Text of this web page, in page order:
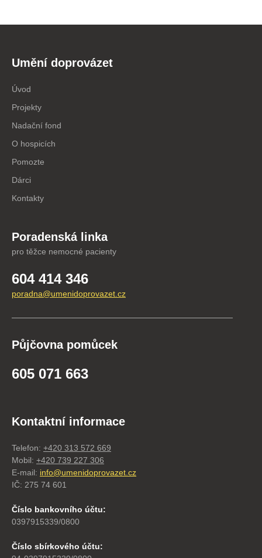
Umění doprovázet
Úvod
Projekty
Nadační fond
O hospicích
Pomozte
Dárci
Kontakty
Poradenská linka
pro těžce nemocné pacienty
604 414 346
poradna@umenidoprovazet.cz
Půjčovna pomůcek
605 071 663
Kontaktní informace
Telefon: +420 313 572 669
Mobil: +420 739 227 306
E-mail: info@umenidoprovazet.cz
IČ: 275 74 601
Číslo bankovního účtu:
0397915339/0800
Číslo sbírkového účtu: